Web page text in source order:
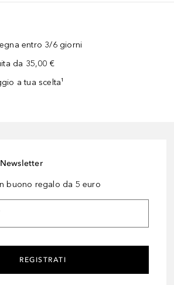
entro 3/6 giorni
da 35,00 €
a tua scelta¹
buono regalo da 5 euro
REGISTRATI